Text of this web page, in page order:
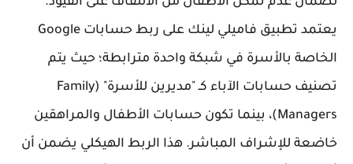
يعتمد تطبيق فاميلي لينك على ربط حسابات Google
الخاصة بالأسرة في شبكة واحدة مترابطة؛ حيث يتم
تصنيف حسابات الآباء كـ "مديرين للأسرة" (Family
Managers)، بينما تكون حسابات الأطفال والمراهقين
خاضعة للإشراف المباشر. هذا الربط الهيكلي يضمن أن